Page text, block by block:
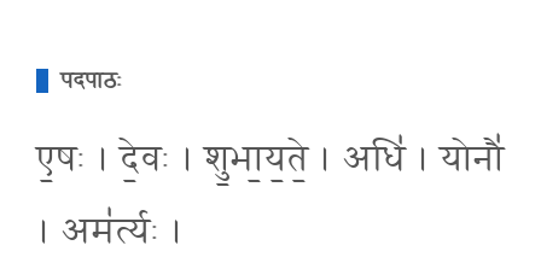
पदपाठः
ए॒षः । दे॒वः । शु॒भा॒य॒ते॒ । अधि॑ । योनौ॑
। अम॑र्त्यः ।